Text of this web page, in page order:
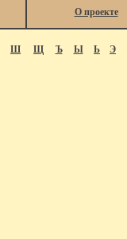
О проекте
Ш Щ Ъ Ы Ь Э